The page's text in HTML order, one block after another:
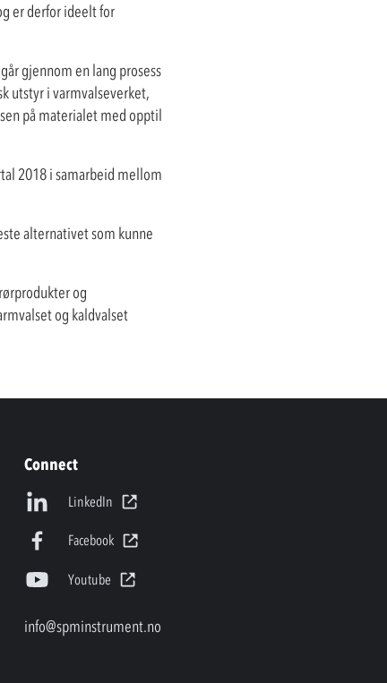
er derfor ideelt for
gjennom en lang prosess
utstyr i varmvalseverket,
på materialet med opptil
2018 i samarbeid mellom
alternativet som kunne
og
og kaldvalset
Connect
LinkedIn
Facebook
Youtube
info@spminstrument.no